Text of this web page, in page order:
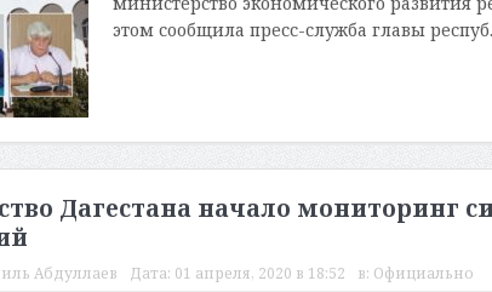
этом сообщила пресс-служба главы
Дагестана начало мониторинг
Абдуллаев Дата: 01 апреля, 2020 в 18:52 в: Официально